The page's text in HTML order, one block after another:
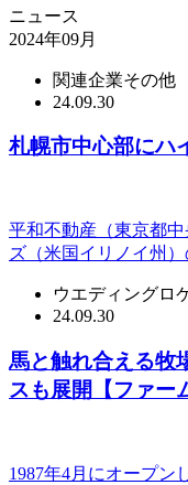
ニュース
2024年09月
関連企業その他
24.09.30
札幌市中心部にハ
平和不動産（東京都
ズ（米国イリノイ州
ウエディングロ
24.09.30
馬と触れ合える牧
スも展開【ファ
1987年4月にオープン